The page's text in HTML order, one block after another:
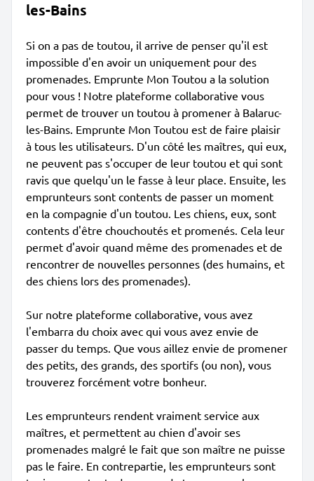
les-Bains
Si on a pas de toutou, il arrive de penser qu'il est
impossible d'en avoir un uniquement pour des
promenades. Emprunte Mon Toutou a la solution
pour vous ! Notre plateforme collaborative vous
permet de trouver un toutou à promener à Balaruc-
les-Bains. Emprunte Mon Toutou est de faire plaisir
à tous les utilisateurs. D'un côté les maîtres, qui eux,
ne peuvent pas s'occuper de leur toutou et qui sont
ravis que quelqu'un le fasse à leur place. Ensuite, les
emprunteurs sont contents de passer un moment
en la compagnie d'un toutou. Les chiens, eux, sont
contents d'être chouchoutés et promenés. Cela leur
permet d'avoir quand même des promenades et de
rencontrer de nouvelles personnes (des humains, et
des chiens lors des promenades).
Sur notre plateforme collaborative, vous avez
l'embarra du choix avec qui vous avez envie de
passer du temps. Que vous aillez envie de promener
des petits, des grands, des sportifs (ou non), vous
trouverez forcément votre bonheur.
Les emprunteurs rendent vraiment service aux
maîtres, et permettent au chien d'avoir ses
promenades malgré le fait que son maître ne puisse
pas le faire. En contrepartie, les emprunteurs sont